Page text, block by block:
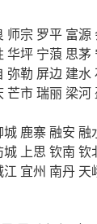
师宗 罗平 富源
华坪 宁蒗 思茅
弥勒 屏边 建水
芒市瑞丽 梁河
城 鹿寨融安 融
城 上思 钦南 钦
江 宜州 南丹 天